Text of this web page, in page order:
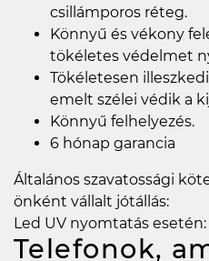
csillámporos réteg.
Könnyű és vékony
tökéletes védelmet
Tökéletesen
emelt szélei védik a
Könnyű felhelyezés.
6 hónap garancia
Általános szavatossági
önként vállalt jótállás:
Led UV nyomtatás
Telefonok,